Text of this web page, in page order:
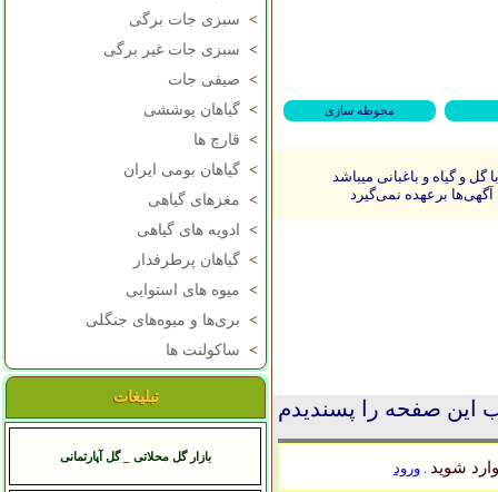
> سبزی جات برگی
> سبزی جات غیر برگی
> صیفی جات
> گیاهان پوششی
> قارچ ها
> گیاهان بومی ایران
> مغزهای گیاهی
>
ادویه های گیاهی
> گیاهان پرطرفدار
> میوه های استوایی
> بری‌ها و میوه‌های جنگلی
> ساکولنت ها
تبلیغات
بازار گل محلاتی _ گل آپارتمانی
محوطه سازی
و گیاه و باغبانی میباشد
آگهی‌ها برعهده نمی‌گیرد
این صفحه را پسندیدم
شوید .ورود